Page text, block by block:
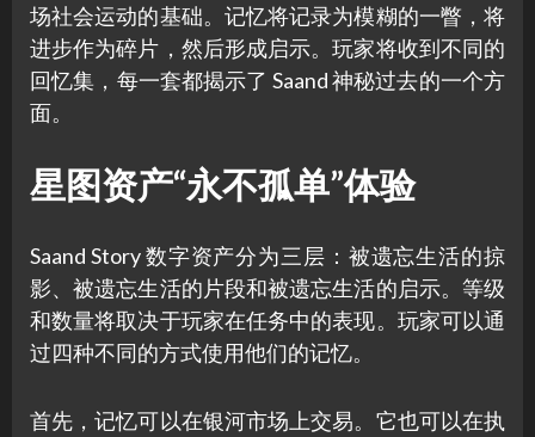
场社会运动的基础。记忆将记录为模糊的一瞥，将
进步作为碎片，然后形成启示。玩家将收到不同的
回忆集，每一套都揭示了 Saand 神秘过去的一个方
面。
星图资产“永不孤单”体验
Saand Story 数字资产分为三层：被遗忘生活的掠
影、被遗忘生活的片段和被遗忘生活的启示。等级
和数量将取决于玩家在任务中的表现。玩家可以通
过四种不同的方式使用他们的记忆。
首先，记忆可以在银河市场上交易。它也可以在执